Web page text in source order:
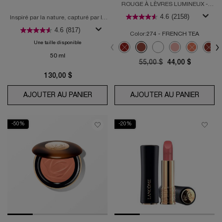
Inspiré par la nature, capturé par la
4.6 (817)
Une taille disponible
50 ml
130,00 $
AJOUTER AU PANIERIDÔLE L'EAU DE TOILETTE
ROUGE À LÈVRES LUMINEUX -
TENUE
4.6 (2158)
Color:274 - FRENCH TEA
Sélectionner une couleurSelected
The product variation is out of
Selected
274 - FRENCH TEA color
Selected
0 - Moi-Moi-Moi color
Selected
1 - Universelle
Selected
The The
Old price
55,00 $ New price
44,00 $
AJOUTER AU PANIER
-50% -20%